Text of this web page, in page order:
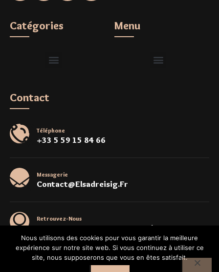
Catégories Menu
Contact
Téléphone
+33 5 59 15 84 66
Messagerie
Contact@elsadreisig.fr
Retrouvez-Nous
2 Rue Des Pontots, 64600 Anglet, France
Nous utilisons des cookies pour vous garantir la meilleure
expérience sur notre site web. Si vous continuez à utiliser ce
site, nous supposerons que vous en êtes satisfait.